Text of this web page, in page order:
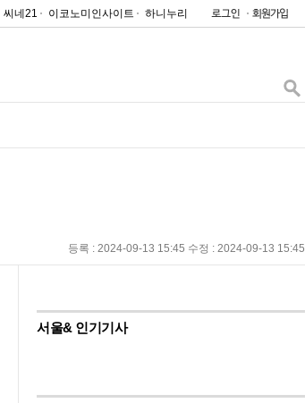
씨네21 이코노미인사이트 하니누리
등록 : 2024-09-13 15:45 수정 : 2024-09-13 15:45
서울& 인기기사